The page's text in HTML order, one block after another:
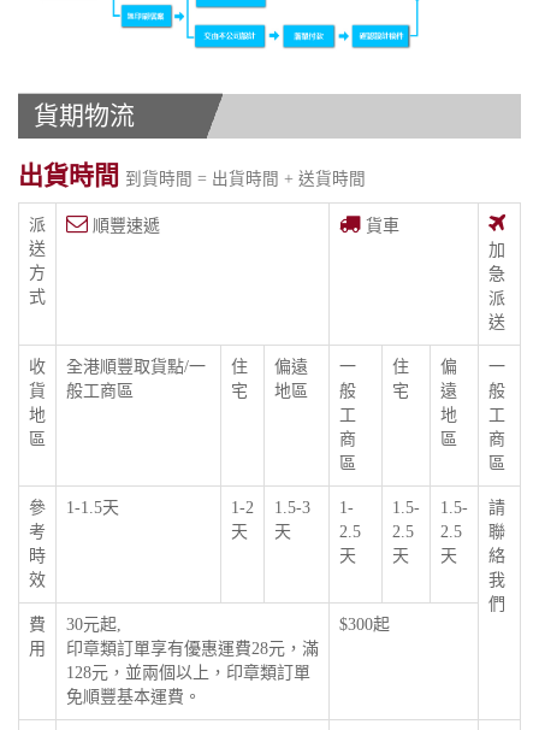
貨期物流
出貨時間 到貨時間 = 出貨時間 + 送貨時間
派
送
方
式
順豐速遞
貨車
加
急
派
送
收
貨
地
區
全港順豐取貨點/一
般工商區
住
宅
偏遠
地區
一
般
工
商
區
住
宅
偏
遠
地
區
一
般
工
商
區
參
考
時
效
1-1.5天
1-2
天
1.5-3
天
1-
2.5
天
1.5-
2.5
天
1.5-
2.5
天
請
聯
絡
我
們
費
用
30元起,
印章類訂單享有優惠運費28元，滿
128元，並兩個以上，印章類訂單
免順豐基本運費。
$300起